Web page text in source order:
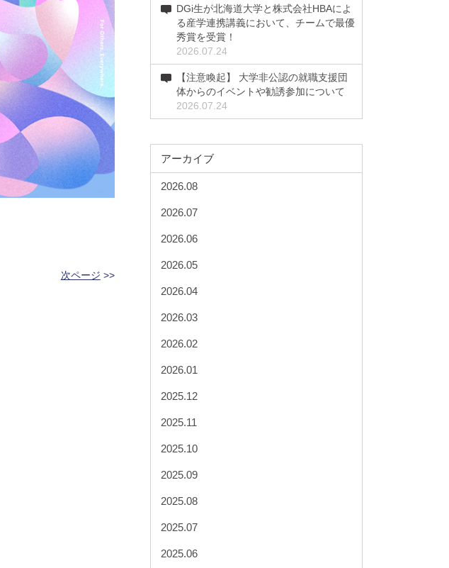
>>
次ページ
DGi生が北海道大学と株式会社HBAによ
る産学連携講義において、チームで最優
秀賞を受賞！
2026.07.24
【注意喚起】 大学非公認の就職支援団
体からのイベントや勧誘参加について
2026.07.24
アーカイブ
2026.08
2026.07
2026.06
2026.05
2026.04
2026.03
2026.02
2026.01
2025.12
2025.11
2025.10
2025.09
2025.08
2025.07
2025.06